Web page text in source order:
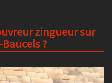
zingueur sur
?